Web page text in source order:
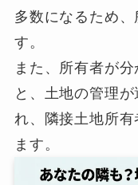
多数になるため
す。
また、所有者が
と、土地の管理
れ、隣接土地所
ます。